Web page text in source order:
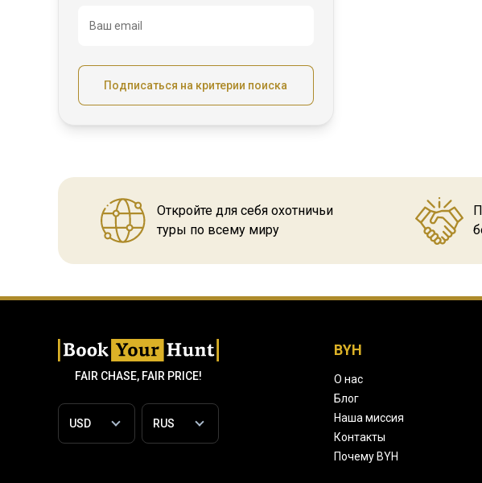
Ваш email
Подписаться на критерии поиска
Откройте для себя охотничьи
туры по всему миру
FAIR CHASE, FAIR PRICE!
BYH
О нас
Блог
Наша миссия
Контакты
Почему BYH